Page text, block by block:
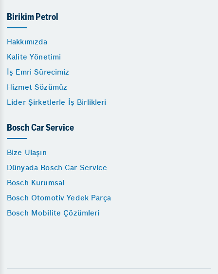
Birikim Petrol
Hakkımızda
Kalite Yönetimi
İş Emri Sürecimiz
Hizmet Sözümüz
Lider Şirketlerle İş Birlikleri
Bosch Car Service
Bize Ulaşın
Dünyada Bosch Car Service
Bosch Kurumsal
Bosch Otomotiv Yedek Parça
Bosch Mobilite Çözümleri